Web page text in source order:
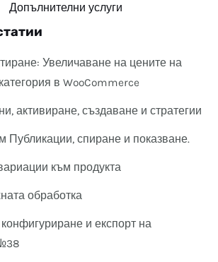
Допълнителни услуги
Увеличаване на цените на
в WooCommerce
активиране, създаване и стратегии
Публикации, спиране и показване.
към продукта
обработка
и експорт на